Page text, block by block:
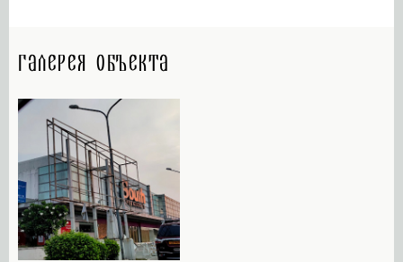
Галерея объекта